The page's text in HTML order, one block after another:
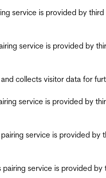
service is provided by
service is provided by
collects visitor data for
service is provided by
service is provided by
service is provided